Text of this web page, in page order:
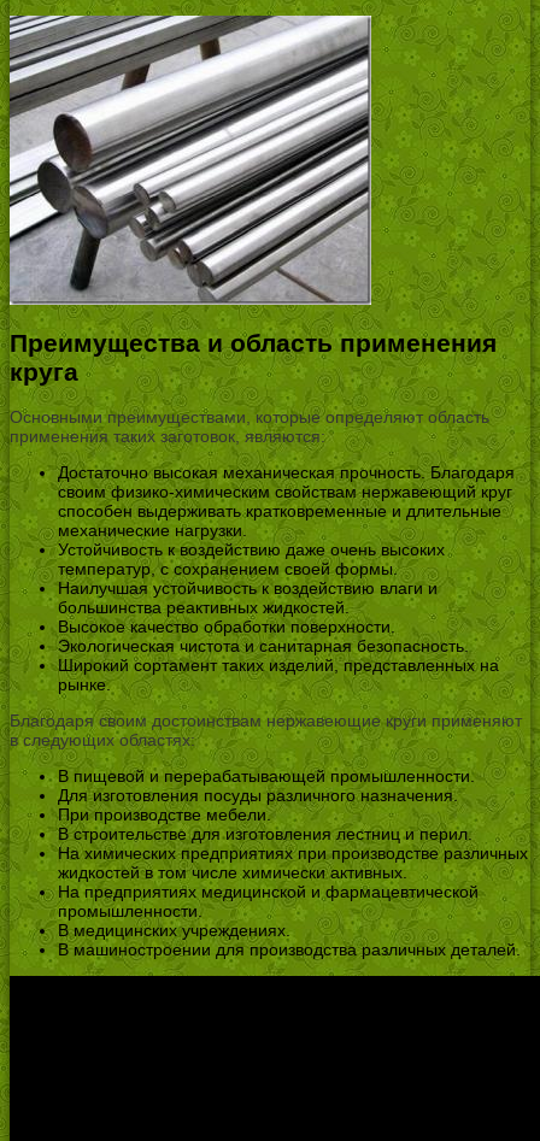
Преимущества и область применения
круга
Основными преимуществами, которые определяют область
применения таких заготовок, являются:
Достаточно высокая механическая прочность. Благодаря
своим физико-химическим свойствам нержавеющий круг
способен выдерживать кратковременные и длительные
механические нагрузки.
Устойчивость к воздействию даже очень высоких
температур, с сохранением своей формы.
Наилучшая устойчивость к воздействию влаги и
большинства реактивных жидкостей.
Высокое качество обработки поверхности.
Экологическая чистота и санитарная безопасность.
Широкий сортамент таких изделий, представленных на
рынке.
Благодаря своим достоинствам нержавеющие круги применяют
в следующих областях:
В пищевой и перерабатывающей промышленности.
Для изготовления посуды различного назначения.
При производстве мебели.
В строительстве для изготовления лестниц и перил.
На химических предприятиях при производстве различных
жидкостей в том числе химически активных.
На предприятиях медицинской и фармацевтической
промышленности.
В медицинских учреждениях.
В машиностроении для производства различных деталей.